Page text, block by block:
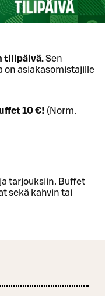
tilipäivä.Sen
on asiakasomistajille
10 €! (Norm.
tarjouksiin. Buffet
sekä kahvin tai